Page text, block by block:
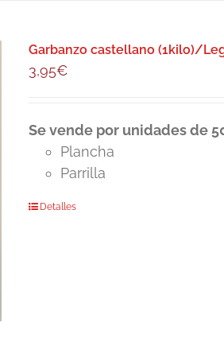
Garbanzo castellano (1kilo)/
3,95€
Se vende por unidades de
Plancha
Parrilla
Detalles